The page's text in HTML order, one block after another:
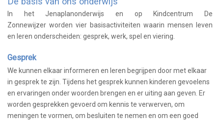
In het Jenaplanonderwijs en op Kindcentrum De
Zonnewijzer worden vier basisactiviteiten waarin mensen leven
en leren onderscheiden: gesprek, werk, spel en viering.
Gesprek
We kunnen elkaar informeren en leren begrijpen door met elkaar
in gesprek te zijn. Tijdens het gesprek kunnen kinderen gevoelens
en ervaringen onder woorden brengen en er uiting aan geven. Er
worden gesprekken gevoerd om kennis te verwerven, om
meningen te vormen, om besluiten te nemen en om een goed